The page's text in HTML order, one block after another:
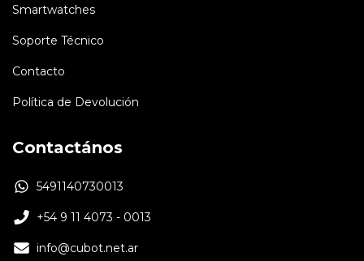
Smartwatches
Soporte Técnico
Contacto
Política de Devolución
Contactános
5491140730013
+54 9 11 4073 - 0013
info@cubot.net.ar